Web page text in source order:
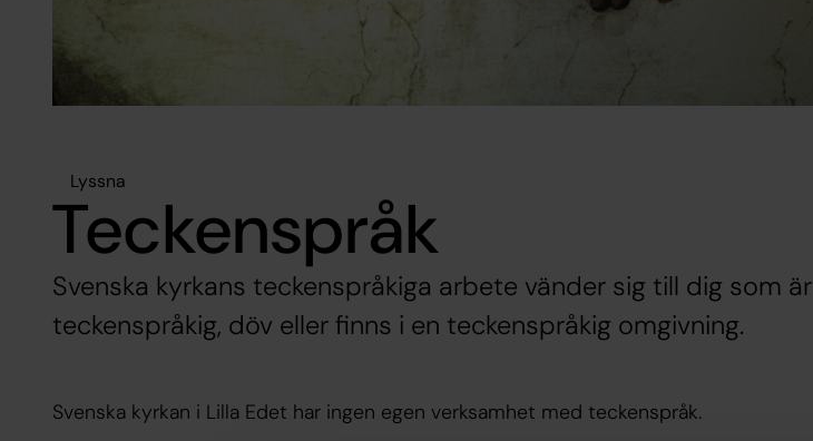
Lyssna
Teckenspråk
Svenska kyrkans teckenspråkiga arbete vänder sig till dig som är
teckenspråkig, döv eller finns i en teckenspråkig omgivning.
Svenska kyrkan i Lilla Edet har ingen egen verksamhet med teckenspråk.